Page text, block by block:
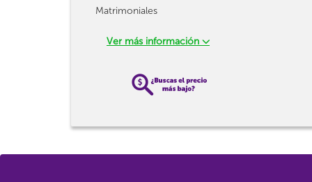
Matrimoniales
Ver más información